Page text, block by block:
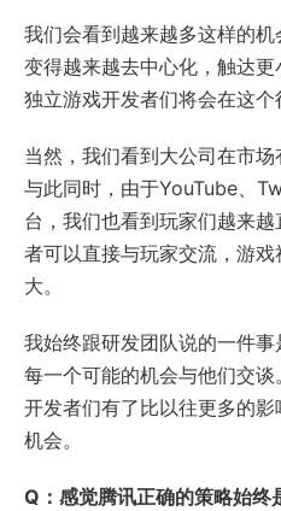
我们会看到越来越多这样的
变得越来越去中心化，触达更
独立游戏开发者们将会在这个
当然，我们看到大公司在市
与此同时，由于YouTube、
台，我们也看到玩家们越来
者可以直接与玩家交流，游
大。
我始终跟研发团队说的一件
每一个可能的机会与他们交
开发者们有了比以往更多的
机会。
Q：感觉腾讯正确的策略始终